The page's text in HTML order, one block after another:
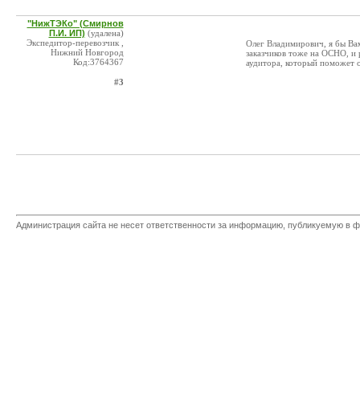
"НижТЭКо" (Смирнов
П.И. ИП) (удалена)
Экспедитор-перевозчик ,
Нижний Новгород
Код:3764367
#3
Олег Владимирович, я бы
заказчиков тоже на ОСНО, и
аудитора, который поможет
Администрация сайта не несет ответственности за информацию, публикуемую